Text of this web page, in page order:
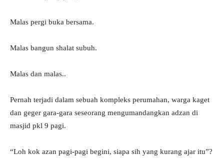
Malas pergi buka bersama.
Malas bangun shalat subuh.
Malas dan malas..
Pernah terjadi dalam sebuah kompleks perumahan, warga kaget
dan geger gara-gara seseorang mengumandangkan adzan di
masjid pkl 9 pagi.
“Loh kok azan pagi-pagi begini, siapa sih yang kurang ajar itu”?